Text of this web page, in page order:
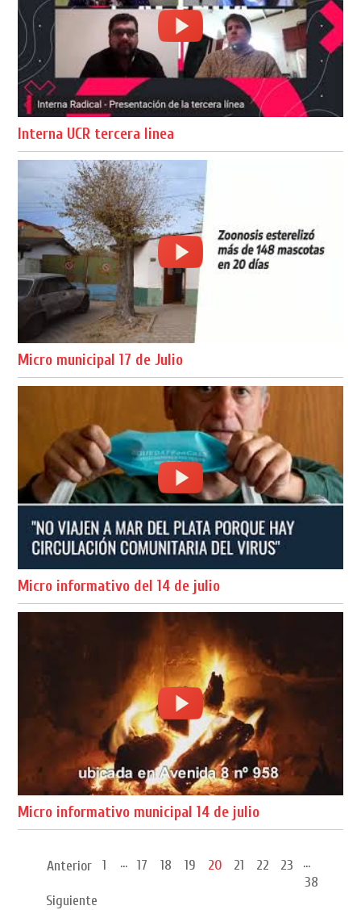
Interna UCR tercera linea
Micro municipal 17 de Julio
Micro informativo del 14 de julio
Micro informativo municipal 14 de julio
Anterior 1 ... 17 18 19 20 21 22 23
...
38
Siguiente